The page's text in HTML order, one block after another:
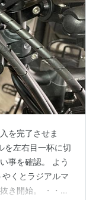
を完了させま
を左右目一杯に切
事を確認。 よう
くとラジアルマ
き開始。 ・・・